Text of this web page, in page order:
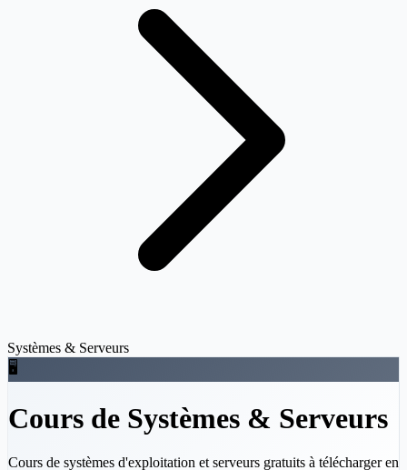
Systèmes & Serveurs
🖥️
Cours de Systèmes & Serveurs
Cours de systèmes d'exploitation et serveurs gratuits à télécharger en